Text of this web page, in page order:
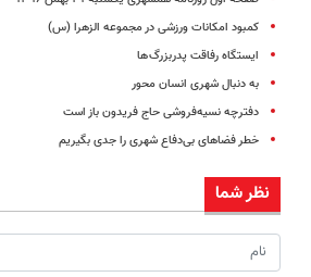
کمبود امکانات ورزشی در مجموعه الزهرا (س)
ایستگاه رفاقت پدربزرگ ها
به دنبال شهری انسان محور
دفترچه نسیه‌فروشی حاج فریدون باز است
خطر فضاهای بی‌دفاع شهری را جدی بگیریم
نظر شما